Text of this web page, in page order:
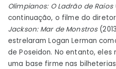
Olimpianos: O Ladrão de Raios
continuação, o filme do
Jackson: Mar de Monstros
estrelaram Logan Lerman
de Poseidon. No entanto,
uma base firme nas